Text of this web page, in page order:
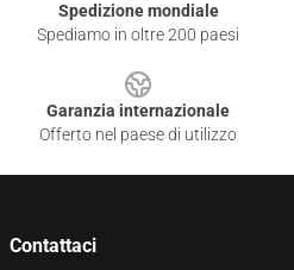
Spedizione mondiale
Spediamo in oltre 200 paesi
Garanzia internazionale
Offerto nel paese di utilizzo
Contattaci